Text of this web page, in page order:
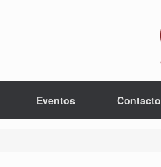
Eventos Contacto